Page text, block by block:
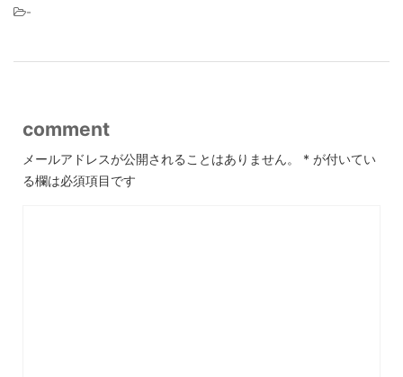
-
comment
メールアドレスが公開されることはありません。 * が付いてい
る欄は必須項目です